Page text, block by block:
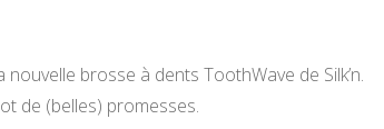
brosse à dents ToothWave de Silk’n.
de (belles) promesses.